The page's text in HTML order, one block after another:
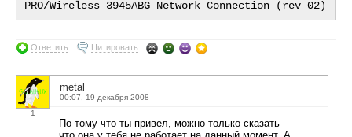
Ответить Цитировать
1
metal
00:07, 19 декабря 2008
По тому что ты привел, можно только сказать